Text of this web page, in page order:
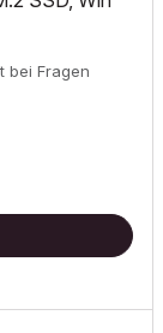
bei Fragen